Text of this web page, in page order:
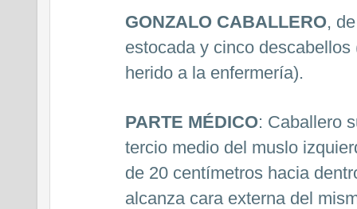
GONZALO CABALLERO,
estocada y cinco
herido a la enfermería).
PARTE MÉDICO: Caballero
tercio medio del muslo
de 20 centímetros hacia
alcanza cara externa del